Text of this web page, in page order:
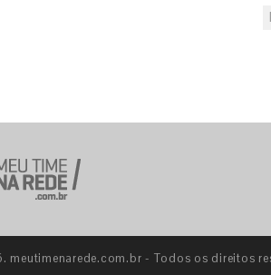
meutimenarede.com.br - Todos os direitos